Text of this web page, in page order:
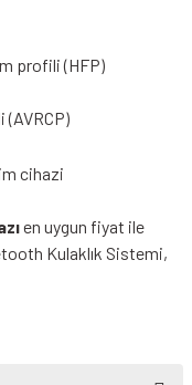
profili (HFP)
en uygun fiyat ile
Kulaklık Sistemi,